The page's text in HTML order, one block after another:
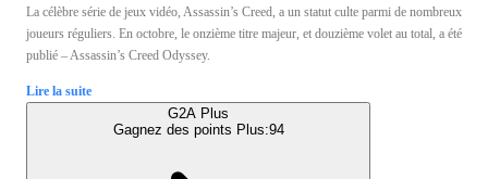
La célèbre série de jeux vidéo, Assassin’s Creed, a un statut culte parmi de nombreux
joueurs réguliers. En octobre, le onzième titre majeur, et douzième volet au total, a été
publié – Assassin’s Creed Odyssey.
Lire la suite
G2A Plus
Gagnez des points Plus:94